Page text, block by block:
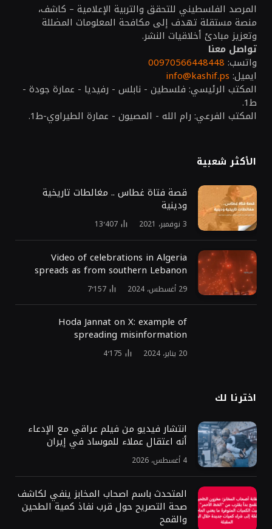
المرصد الفلسطيني للتحقق والتربية الإعلامية – كاشف،
منصة مستقلة تهدف إلى مكافحة المعلومات المضللة
وتعزيز مبادئ أخلاقيات النشر.
تواصل معنا
واتسب: 00970566448448
ايميل: info@kashif.ps
المكتب الرئيسي: فلسطين - نابلس - رفيديا - عمارة جودة -
ط1.
المكتب الفرعي: رام الله - المصيون - عمارة الطيراوي-ط1.
الأكثر شعبية
قصة فتاة غطاس .. مغالطات تاريخية
ودينية
3 نوفمبر، 2021 13٬407
Video of celebrations in Algeria
spreads as from southern Lebanon
29 أغسطس، 2024 7٬157
Hoda Jannat on X: example of
spreading misinformation
20 يناير، 2024 4٬175
اخترنا لك
انتشار فيديو من فيلم عراقي مع الإدعاء
أنه اعتقال عملاء للموساد في إيران
4 أغسطس، 2026
المتحدث باسم اصحاب المخابز ينفي لكاشف
صحة التصريح حول قرب نفاذ كمية الطحين
والقمح